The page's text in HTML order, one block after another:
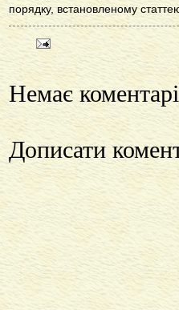
порядку, встановленому
Немає
Дописати